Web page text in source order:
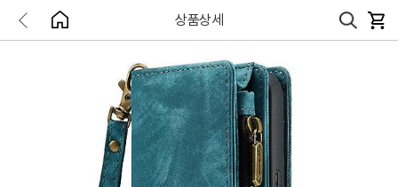
상품상세